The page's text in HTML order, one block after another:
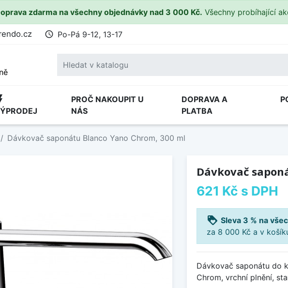
zdarma na všechny objednávky nad 3 000 Kč. Všechny probíhající
access_time Po-Pá 9-12, 13-17
PROČ NAKOUPIT U
NÁS
DOPRAVA A
PLATBA
Dávkovač saponátu Blanco Yano Chrom, 300 ml
Dávkovač
621 Kč s DPH
loyalty Sleva 3 % na
za 8 000 Kč a v
Dávkovač saponátu do
Chrom, vrchní plnění,